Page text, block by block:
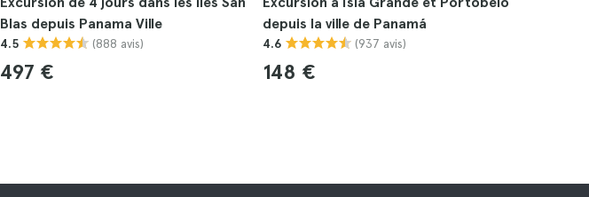
Blas depuis Panama Ville
4.5 (888 avis)
497 €
depuis la ville de Panamá
4.6 (937 avis)
148 €